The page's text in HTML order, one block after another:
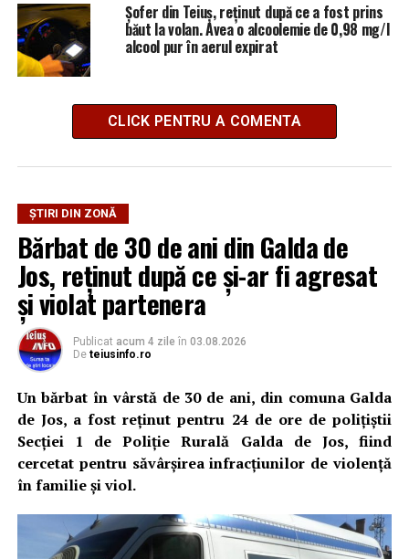
Șofer din Teiuș, reținut după ce a fost prins
băut la volan. Avea o alcoolemie de 0,98 mg/l
alcool pur în aerul expirat
CLICK PENTRU A COMENTA
ȘTIRI DIN ZONĂ
Bărbat de 30 de ani din Galda de
Jos, reținut după ce și-ar fi agresat
și violat partenera
Publicat acum 4 zile în 03.08.2026
De teiusinfo.ro
Un bărbat în vârstă de 30 de ani, din comuna Galda
de Jos, a fost reținut pentru 24 de ore de polițiștii
Secției 1 de Poliție Rurală Galda de Jos, fiind
cercetat pentru săvârșirea infracțiunilor de violență
în familie și viol.